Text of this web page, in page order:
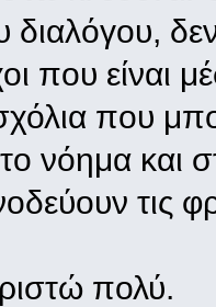
διαλόγου,
που είναι
που
νόημα και
τις
πολύ.